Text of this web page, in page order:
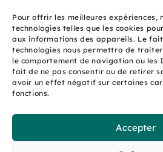
Pour offrir les meilleures expériences,
technologies telles que les cookies
aux informations des appareils. Le
technologies nous permettra de
le comportement de navigation ou les
fait de ne pas consentir ou de retirer
avoir un effet négatif sur certaines
fonctions.
Accepter
Un site réalisé avec
siteSq